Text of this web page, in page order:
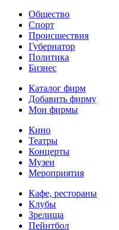
Общество
Спорт
Происшествия
Губернатор
Политика
Бизнес
Каталог фирм
Добавить фирму
Мои фирмы
Кино
Театры
Концерты
Музеи
Мероприятия
Кафе, рестораны
Клубы
Зрелища
Пейнтбол